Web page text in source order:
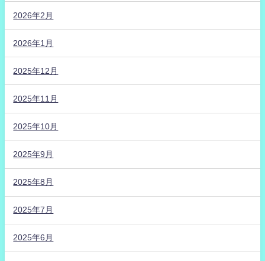
2026年2月
2026年1月
2025年12月
2025年11月
2025年10月
2025年9月
2025年8月
2025年7月
2025年6月